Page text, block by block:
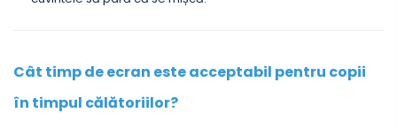
Cât timp de ecran este acceptabil pentru copii
în timpul călătoriilor?